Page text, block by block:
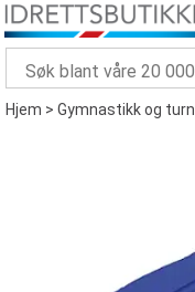
Hjem>Gymnastikk og turn